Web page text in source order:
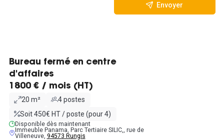
Envoyer
Bureau fermé en centre
d'affaires
1800 € / mois (HT)
20 m²
4 postes
Soit 450€ HT / poste (pour 4)
Disponible dès maintenant
Immeuble Panama, Parc Tertiaire SILIC,, rue de
Villeneuve, 94573 Rungis